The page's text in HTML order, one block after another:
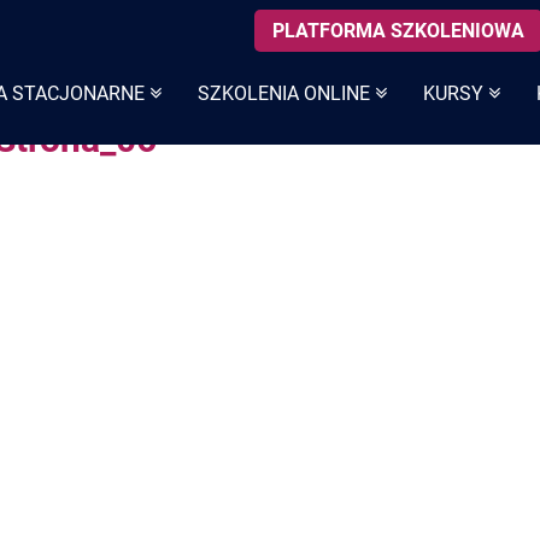
STACJONARNE SZKOLENIA ONLINE KURSY
PLATFORMA SZKOLENIOWA